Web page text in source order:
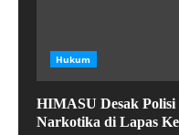
Hukum
HIMASU Desak Polisi
Narkotika di Lapas